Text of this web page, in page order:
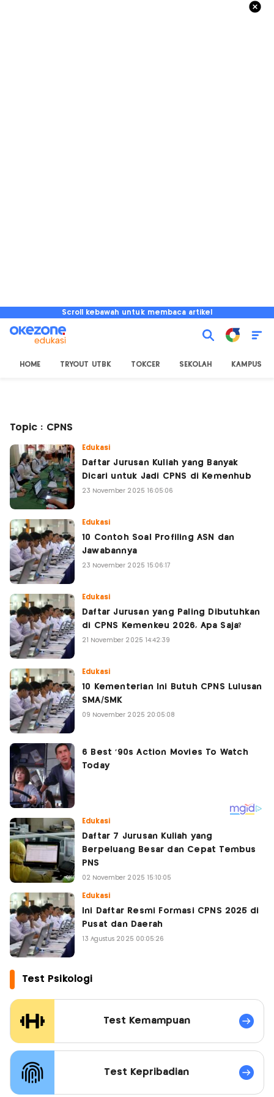
Scroll kebawah untuk membaca artikel
HOME TRYOUT UTBK TOKCER SEKOLAH KAMPUS
Topic : CPNS
Edukasi
Daftar Jurusan Kuliah yang Banyak
Dicari untuk Jadi CPNS di Kemenhub
23 November 2025 16:05:06
Edukasi
10 Contoh Soal Profiling ASN dan
Jawabannya
23 November 2025 15:06:17
Edukasi
Daftar Jurusan yang Paling Dibutuhkan
di CPNS Kemenkeu 2026, Apa Saja?
21 November 2025 14:42:39
Edukasi
10 Kementerian Ini Butuh CPNS Lulusan
SMA/SMK
09 November 2025 20:05:08
Edukasi
Daftar 7 Jurusan Kuliah yang
Berpeluang Besar dan Cepat Tembus
PNS
02 November 2025 15:10:05
Edukasi
Ini Daftar Resmi Formasi CPNS 2025 di
Pusat dan Daerah
13 Agustus 2025 00:05:26
Test Psikologi
Test Kemampuan
Test Kepribadian